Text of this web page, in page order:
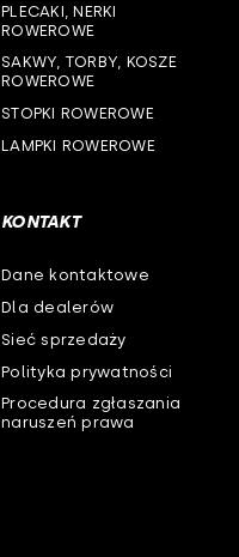
PLECAKI, NERKI
ROWEROWE
SAKWY, TORBY, KOSZE
ROWEROWE
STOPKI ROWEROWE
LAMPKI ROWEROWE
KONTAKT
Dane kontaktowe
Dla dealerów
Sieć sprzedaży
Polityka prywatności
Procedura zgłaszania
naruszeń prawa